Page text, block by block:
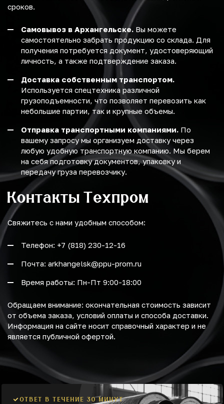
сроков.
Самовывоз в Архангельске. Вы можете
самостоятельно забрать продукцию со склада. Для
получения потребуется документ, удостоверяющий
личность, а также подтверждение заказа.
Доставка собственным транспортом.
Используется спецтехника различной
грузоподъемности, что позволяет перевозить как
небольшие партии, так и крупные объемы.
Отправка транспортными компаниями. По
вашему запросу мы организуем доставку через
любую удобную транспортную компанию. Мы берем
на себя подготовку документов, упаковку и
передачу груза перевозчику.
Контакты Техпром
Свяжитесь с нами удобным способом:
Телефон: +7 (818) 230-12-16
Почта: arkhangelsk@ppu-prom.ru
Время работы: Пн-Пт 9:00-18:00
Обращаем внимание: окончательная стоимость зависит
от объема заказа, условий оплаты и способа доставки.
Информация на сайте носит справочный характер и не
является публичной офертой.
ОТВЕТ В ТЕЧЕНИЕ 30 МИНУТ